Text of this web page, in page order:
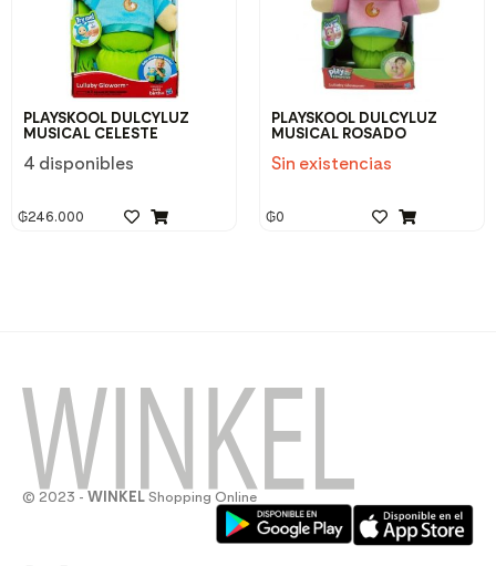
PLAYSKOOL DULCYLUZ
MUSICAL CELESTE
4 disponibles
₲246.000
PLAYSKOOL DULCYLUZ
MUSICAL ROSADO
Sin existencias
₲0
© 2023 - WINKEL Shopping Online